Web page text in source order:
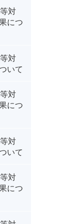
対
につ
対
いて
対
につ
対
いて
対
につ